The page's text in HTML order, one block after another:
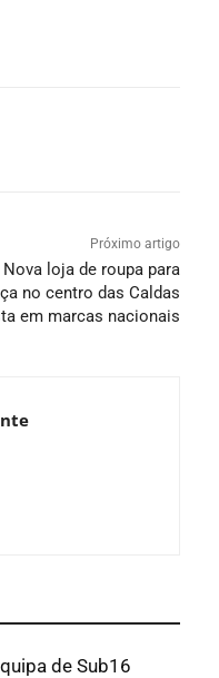
Próximo artigo
Nova loja de roupa para
no centro das Caldas
em marcas nacionais
de Sub16